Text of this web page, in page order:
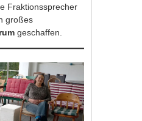
Fraktionssprecher
großes
geschaffen.